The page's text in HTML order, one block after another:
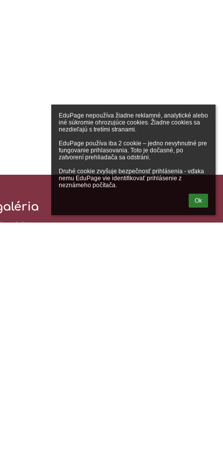
EduPage nepoužíva žiadne reklamné, analytické alebo
iné súkromie ohrozujúce cookies. Žiadne cookies sa
nezdieľajú s tretími stranami.
EduPage používa iba 2 cookie – jedno nevyhnutné pre
fungovanie prihlasovania. Toto je dočasné, po
zatvorení prehliadača sa odstráni.
Druhé cookie zvyšuje bezpečnosť prihlásenia - vďaka
nemu EduPage vie identifikovať prihlásenie z
neznámeho počítača.
Ok
údaje